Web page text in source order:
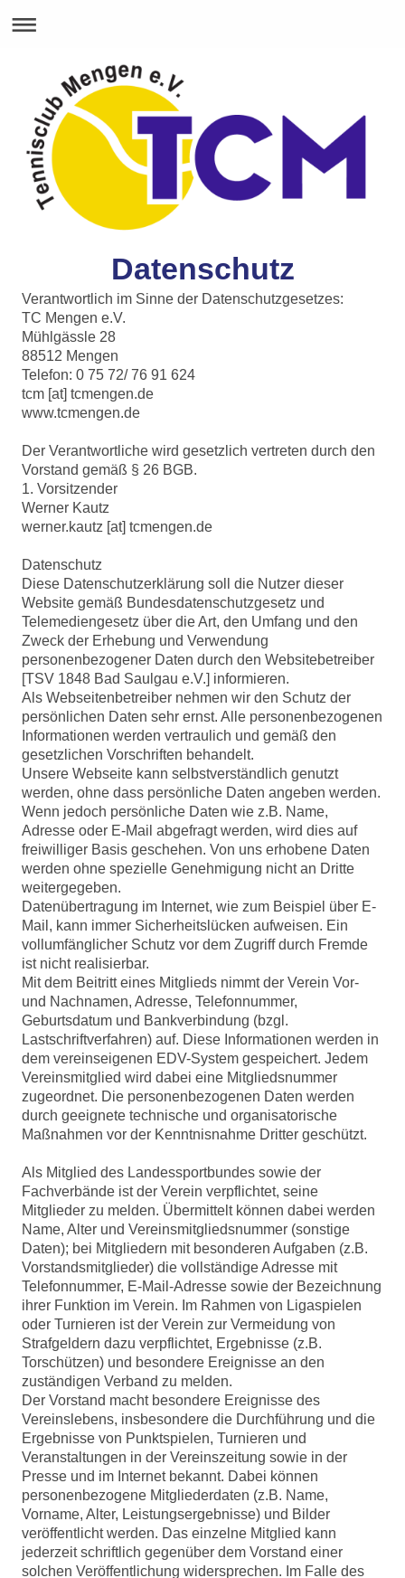
Datenschutz
Verantwortlich im Sinne der Datenschutzgesetzes:
TC Mengen e.V.
Mühlgässle 28
88512 Mengen
Telefon: 0 75 72/ 76 91 624
tcm [at] tcmengen.de
www.tcmengen.de
Der Verantwortliche wird gesetzlich vertreten durch den
Vorstand gemäß § 26 BGB.
1. Vorsitzender
Werner Kautz
werner.kautz [at] tcmengen.de
Datenschutz
Diese Datenschutzerklärung soll die Nutzer dieser
Website gemäß Bundesdatenschutzgesetz und
Telemediengesetz über die Art, den Umfang und den
Zweck der Erhebung und Verwendung
personenbezogener Daten durch den Websitebetreiber
[TSV 1848 Bad Saulgau e.V.] informieren.
Als Webseitenbetreiber nehmen wir den Schutz der
persönlichen Daten sehr ernst. Alle personenbezogenen
Informationen werden vertraulich und gemäß den
gesetzlichen Vorschriften behandelt.
Unsere Webseite kann selbstverständlich genutzt
werden, ohne dass persönliche Daten angeben werden.
Wenn jedoch persönliche Daten wie z.B. Name,
Adresse oder E-Mail abgefragt werden, wird dies auf
freiwilliger Basis geschehen. Von uns erhobene Daten
werden ohne spezielle Genehmigung nicht an Dritte
weitergegeben.
Datenübertragung im Internet, wie zum Beispiel über E-
Mail, kann immer Sicherheitslücken aufweisen. Ein
vollumfänglicher Schutz vor dem Zugriff durch Fremde
ist nicht realisierbar.
Mit dem Beitritt eines Mitglieds nimmt der Verein Vor-
und Nachnamen, Adresse, Telefonnummer,
Geburtsdatum und Bankverbindung (bzgl.
Lastschriftverfahren) auf. Diese Informationen werden in
dem vereinseigenen EDV-System gespeichert. Jedem
Vereinsmitglied wird dabei eine Mitgliedsnummer
zugeordnet. Die personenbezogenen Daten werden
durch geeignete technische und organisatorische
Maßnahmen vor der Kenntnisnahme Dritter geschützt.
Als Mitglied des Landessportbundes sowie der
Fachverbände ist der Verein verpflichtet, seine
Mitglieder zu melden. Übermittelt können dabei werden
Name, Alter und Vereinsmitgliedsnummer (sonstige
Daten); bei Mitgliedern mit besonderen Aufgaben (z.B.
Vorstandsmitglieder) die vollständige Adresse mit
Telefonnummer, E-Mail-Adresse sowie der Bezeichnung
ihrer Funktion im Verein. Im Rahmen von Ligaspielen
oder Turnieren ist der Verein zur Vermeidung von
Strafgeldern dazu verpflichtet, Ergebnisse (z.B.
Torschützen) und besondere Ereignisse an den
zuständigen Verband zu melden.
Der Vorstand macht besondere Ereignisse des
Vereinslebens, insbesondere die Durchführung und die
Ergebnisse von Punktspielen, Turnieren und
Veranstaltungen in der Vereinszeitung sowie in der
Presse und im Internet bekannt. Dabei können
personenbezogene Mitgliederdaten (z.B. Name,
Vorname, Alter, Leistungsergebnisse) und Bilder
veröffentlicht werden. Das einzelne Mitglied kann
jederzeit schriftlich gegenüber dem Vorstand einer
solchen Veröffentlichung widersprechen. Im Falle des